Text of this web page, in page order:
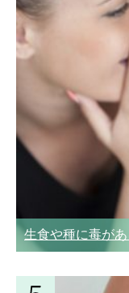
生食や種に毒が